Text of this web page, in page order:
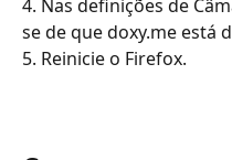
4. Nas definições de
se de que doxy.me está
5. Reinicie o Firefox.